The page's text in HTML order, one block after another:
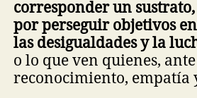
corresponder un
por perseguir objetivos
las desigualdades y la
o lo que ven quienes,
reconocimiento, empatía